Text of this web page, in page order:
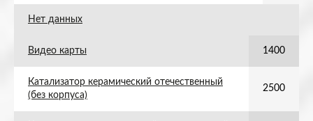
Нет данных
Видео карты 1400
Катализатор керамический отечественный
(без корпуса)
2500